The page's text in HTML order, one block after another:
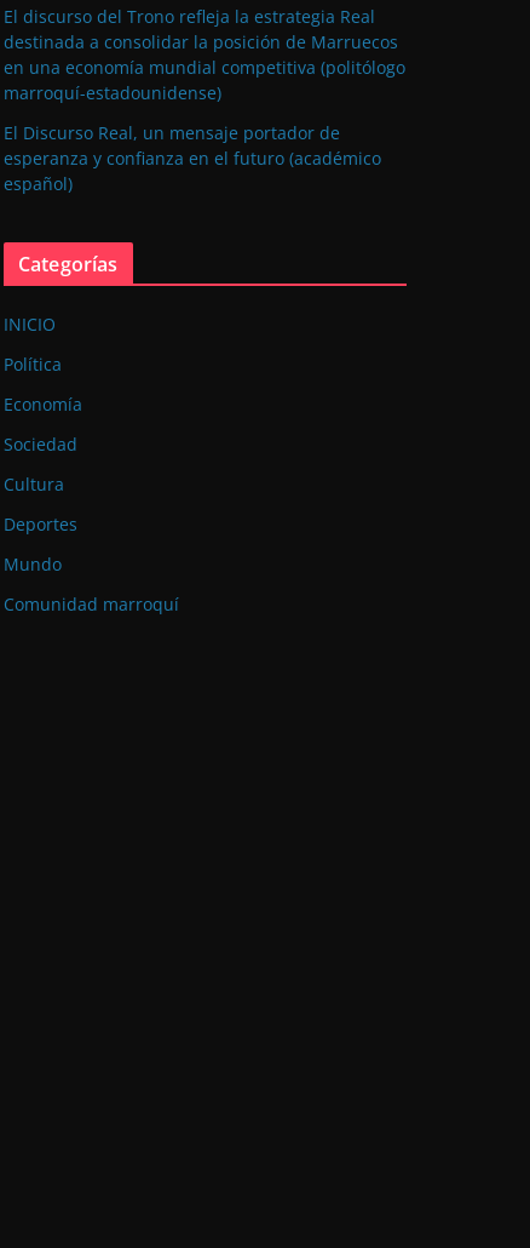
El discurso del Trono refleja la estrategia Real
destinada a consolidar la posición de Marruecos
en una economía mundial competitiva (politólogo
marroquí-estadounidense)
El Discurso Real, un mensaje portador de
esperanza y confianza en el futuro (académico
español)
Categorías
INICIO
Política
Economía
Sociedad
Cultura
Deportes
Mundo
Comunidad marroquí